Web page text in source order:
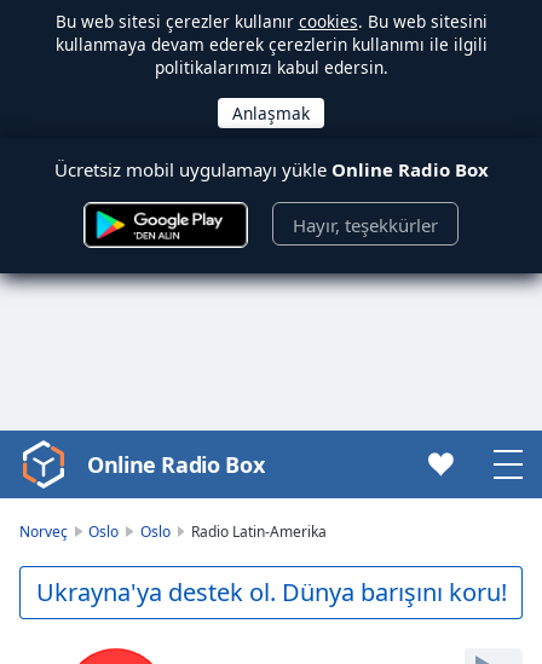
Bu web sitesi çerezler kullanır cookies. Bu web sitesini
kullanmaya devam ederek çerezlerin kullanımı ile ilgili
politikalarımızı kabul edersin.
Ücretsiz mobil uygulamayı yükle Online Radio Box
Hayır, teşekkürler
Video
Player
Play
Video
Online Radio Box
Norveç Oslo Oslo Radio Latin-Amerika
Ukrayna'ya destek ol. Dünya barışını koru!